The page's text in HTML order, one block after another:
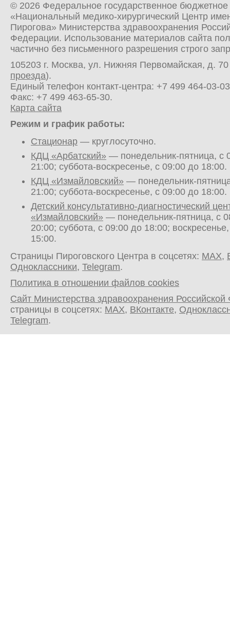
© 2026 Федеральное государственное
«Национальный медико-хирургический Центр
Пирогова» Министерства здравоохранения
Федерации. Использование материалов сайта
частично без письменного разрешения строго
105203 г. Москва, ул. Нижняя Первомайская, д.
проезда).
Единый телефон контакт-центра: +7 499 464-03-03
Факс: +7 499 463-65-30.
Карта сайта
Режим и график работы:
Стационар — круглосуточно.
КДЦ «Арбатский» — понедельник-пятница, с
21:00; суббота-воскресенье, с 09:00 до 18:00.
КДЦ «Измайловский» — понедельник-
21:00; суббота-воскресенье, с 09:00 до 18:00.
Детский консультативно-диагностический
«Измайловский» — понедельник-пятница, с
20:00; суббота, с 09:00 до 18:00;
15:00.
Страницы Пироговского Центра в соцсетях: MAX,
Одноклассники, Telegram.
Политика в отношении файлов cookies
Сайт Министерства здравоохранения
страницы в соцсетях: MAX, ВКонтакте,
Telegram.